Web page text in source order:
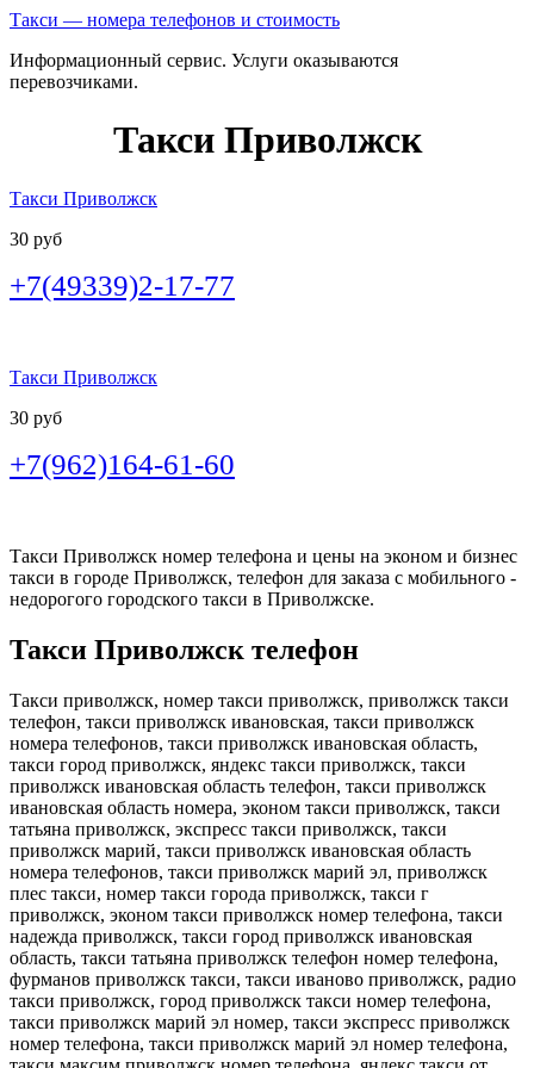
Такси — номера телефонов и стоимость
Информационный сервис. Услуги оказываются
перевозчиками.
Такси Приволжск
Такси Приволжск
30 руб
+7(49339)2-17-77
Такси Приволжск
30 руб
+7(962)164-61-60
Такси Приволжск номер телефона и цены на эконом и бизнес
такси в городе Приволжск, телефон для заказа с мобильного -
недорогого городского такси в Приволжске.
Такси Приволжск телефон
Такси приволжск, номер такси приволжск, приволжск такси
телефон, такси приволжск ивановская, такси приволжск
номера телефонов, такси приволжск ивановская область,
такси город приволжск, яндекс такси приволжск, такси
приволжск ивановская область телефон, такси приволжск
ивановская область номера, эконом такси приволжск, такси
татьяна приволжск, экспресс такси приволжск, такси
приволжск марий, такси приволжск ивановская область
номера телефонов, такси приволжск марий эл, приволжск
плес такси, номер такси города приволжск, такси г
приволжск, эконом такси приволжск номер телефона, такси
надежда приволжск, такси город приволжск ивановская
область, такси татьяна приволжск телефон номер телефона,
фурманов приволжск такси, такси иваново приволжск, радио
такси приволжск, город приволжск такси номер телефона,
такси приволжск марий эл номер, такси экспресс приволжск
номер телефона, такси приволжск марий эл номер телефона,